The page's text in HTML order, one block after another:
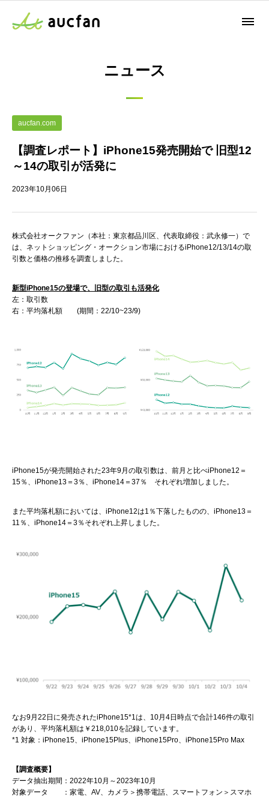
ニュース
aucfan.com
【調査レポート】iPhone15発売開始で 旧型12
～14の取引が活発に
2023年10月06日
株式会社オークファン（本社：東京都品川区、代表取締役：武永修一）で
は、ネットショッピング・オークション市場におけるiPhone12/13/14の取
引数と価格の推移を調査しました。
新型iPhone15の登場で、旧型の取引も活発化
左：取引数
右：平均落札額 (期間：22/10~23/9)
iPhone15が発売開始された23年9月の取引数は、前月と比べiPhone12＝
15％、iPhone13＝3％、iPhone14＝37％ それぞれ増加しました。
また平均落札額においては、iPhone12は1％下落したものの、iPhone13＝
11％、iPhone14＝3％それぞれ上昇しました。
なお9月22日に発売されたiPhone15*1は、10月4日時点で合計146件の取引
があり、平均落札額は￥218,010を記録しています。
*1 対象：iPhone15、iPhone15Plus、iPhone15Pro、iPhone15Pro Max
【調査概要】
データ抽出期間：2022年10月～2023年10月
対象データ ：家電、AV、カメラ＞携帯電話、スマートフォン＞スマホ